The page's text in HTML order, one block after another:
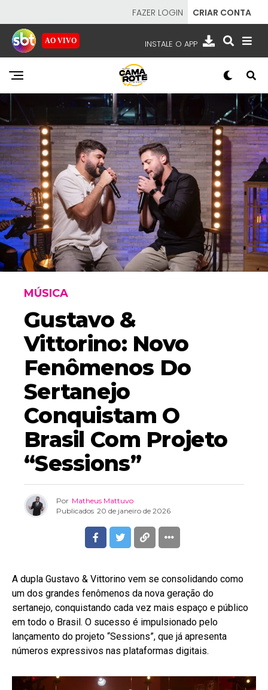
FAZER LOGIN CRIAR CONTA
AO VIVO INSTALE O APP
EMISSORAS
NOSSAS REDES APP TV SBT
SBT- SISTEMA BRASILEIRO DE TELEVISÃO
MÚSICA
Gustavo &
Vittorino: Novo
Fenômenos Do
Sertanejo
Conquistam O
Brasil Com Projeto
“Sessions”
Por Matheus Mattuvo
Publicados 20 de janeiro de 2026
A dupla Gustavo & Vittorino vem se consolidando como
um dos grandes fenômenos da nova geração do
sertanejo, conquistando cada vez mais espaço e público
em todo o Brasil. O sucesso é impulsionado pelo
lançamento do projeto “Sessions”, que já apresenta
números expressivos nas plataformas digitais.